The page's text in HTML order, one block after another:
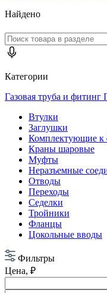
Найдено
Категории
Газовая труба и
Втулки
Заглушки
Комплектующие к
Краны шаровые
Муфты
Неразъемные
Отводы
Переходы
Седелки
Тройники
Фланцы
Цокольные вводы
Фильтры
Цена, ₽